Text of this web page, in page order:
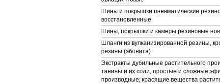
Шины и покрышки пневматические
восстановленные
Шины, покрышки и камеры резиновые
Шланги из вулканизированной резины,
резины (эбонита)
Экстракты дубильные растительного
танины и их соли, простые и сложные
производные; красящие вещества